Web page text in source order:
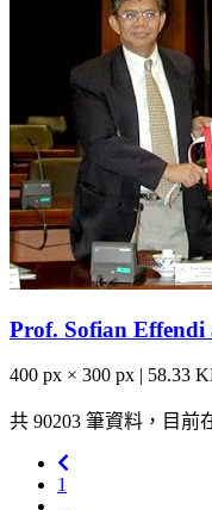
Prof. Sofian Effendi
400 px × 300 px | 58.33
共 90203 筆資料，目前
1